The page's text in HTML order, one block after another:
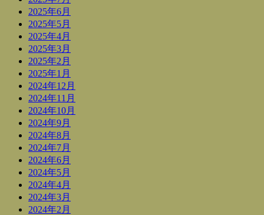
2025年6月
2025年5月
2025年4月
2025年3月
2025年2月
2025年1月
2024年12月
2024年11月
2024年10月
2024年9月
2024年8月
2024年7月
2024年6月
2024年5月
2024年4月
2024年3月
2024年2月